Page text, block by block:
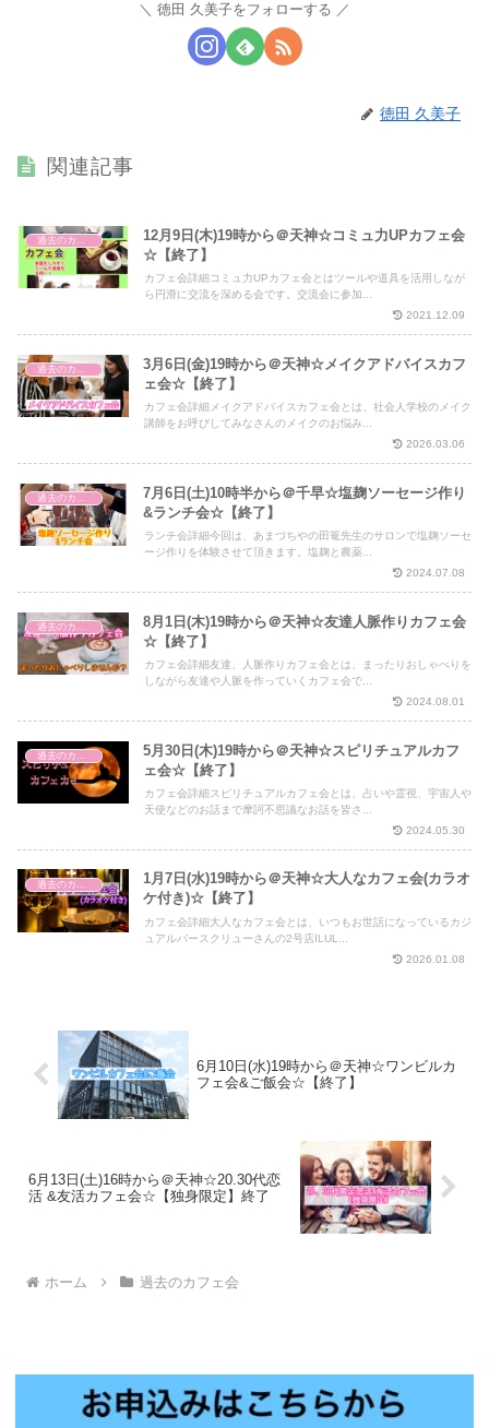
徳田 久美子をフォローする
徳田 久美子
関連記事
過去のカフェ会
12月9日(木)19時から＠天神☆コミュ力UPカフェ会
☆【終了】
カフェ会詳細コミュ力UPカフェ会とはツールや道具を活用しなが
ら円滑に交流を深める会です。交流会に参加...
2021.12.09
3月6日(金)19時から＠天神☆メイクアドバイスカフ
ェ会☆【終了】
カフェ会詳細メイクアドバイスカフェ会とは、社会人学校のメイク
講師をお呼びしてみなさんのメイクのお悩み...
2026.03.06
7月6日(土)10時半から＠千早☆塩麹ソーセージ作り
&ランチ会☆【終了】
ランチ会詳細今回は、あまづちやの田篭先生のサロンで塩麹ソーセ
ージ作りを体験させて頂きます。塩麹と農薬...
2024.07.08
8月1日(木)19時から＠天神☆友達人脈作りカフェ会
☆【終了】
カフェ会詳細友達、人脈作りカフェ会とは、まったりおしゃべりを
しながら友達や人脈を作っていくカフェ会で...
2024.08.01
5月30日(木)19時から＠天神☆スピリチュアルカフ
ェ会☆【終了】
カフェ会詳細スピリチュアルカフェ会とは、占いや霊視、宇宙人や
天使などのお話まで摩訶不思議なお話を皆さ...
2024.05.30
1月7日(水)19時から＠天神☆大人なカフェ会(カラオ
ケ付き)☆【終了】
カフェ会詳細大人なカフェ会とは、いつもお世話になっているカジ
ュアルバースクリューさんの2号店ILUL...
2026.01.08
6月10日(水)19時から＠天神☆ワンビルカ
フェ会&ご飯会☆【終了】
6月13日(土)16時から＠天神☆20.30代恋
活 &友活カフェ会☆【独身限定】終了
ホーム 過去のカフェ会